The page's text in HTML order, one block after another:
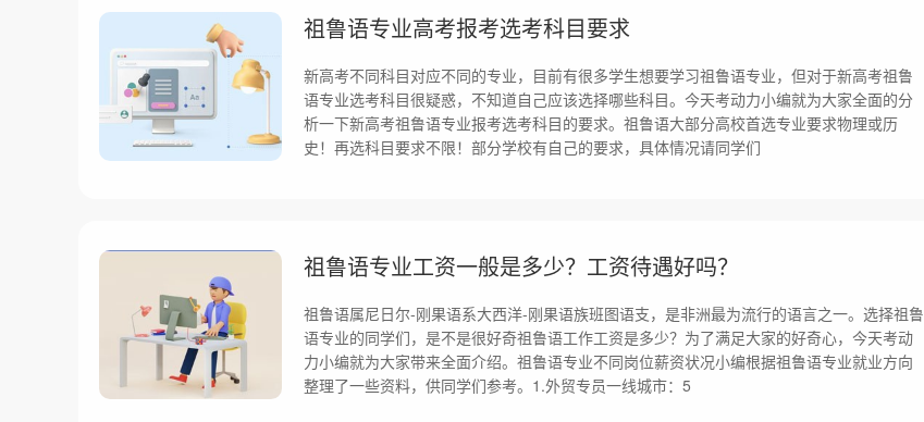
祖鲁语专业高考报考选考科目要求
新高考不同科目对应不同的专业，目前有很多学生想要学习祖鲁语专业，但对于新高考祖鲁
语专业选考科目很疑惑，不知道自己应该选择哪些科目。今天考动力小编就为大家全面的分
析一下新高考祖鲁语专业报考选考科目的要求。祖鲁语大部分高校首选专业要求物理或历
史！再选科目要求不限！部分学校有自己的要求，具体情况请同学们
祖鲁语专业工资一般是多少？工资待遇好吗？
祖鲁语属尼日尔-刚果语系大西洋-刚果语族班图语支，是非洲最为流行的语言之一。选择祖鲁
语专业的同学们，是不是很好奇祖鲁语工作工资是多少？为了满足大家的好奇心，今天考动
力小编就为大家带来全面介绍。祖鲁语专业不同岗位薪资状况小编根据祖鲁语专业就业方向
整理了一些资料，供同学们参考。1.外贸专员一线城市：5